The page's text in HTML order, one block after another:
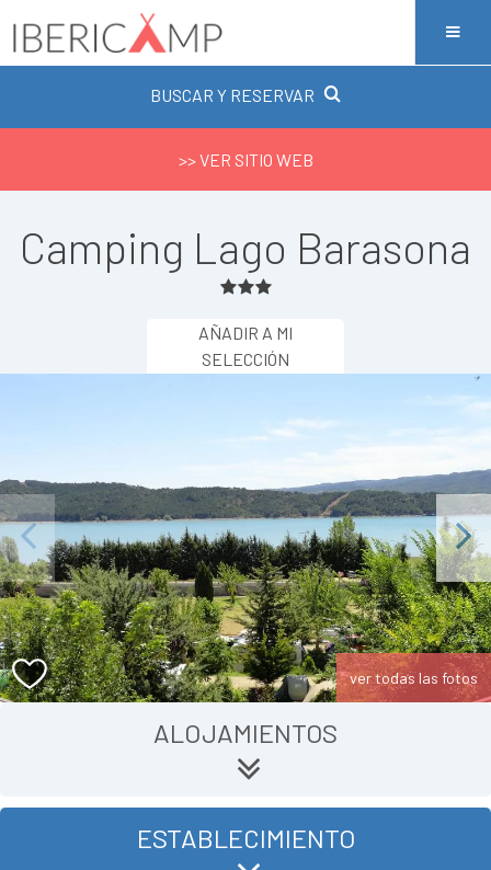
BUSCAR Y RESERVAR
>> VER SITIO WEB
Camping Lago Barasona
AÑADIR A MI
SELECCIÓN
Next
ver todas las fotos
ALOJAMIENTOS
ESTABLECIMIENTO